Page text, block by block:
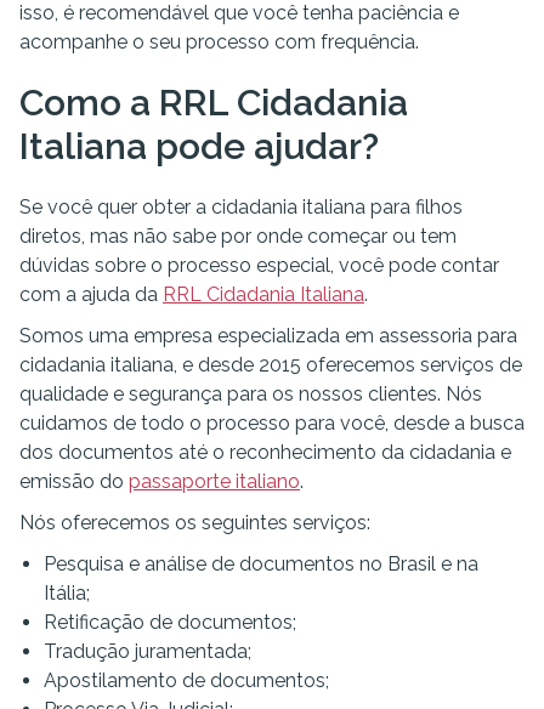
isso, é recomendável que você tenha paciência e
acompanhe o seu processo com frequência.
Como a RRL Cidadania
Italiana pode ajudar?
Se você quer obter a cidadania italiana para filhos
diretos, mas não sabe por onde começar ou tem
dúvidas sobre o processo especial, você pode contar
com a ajuda da RRL Cidadania Italiana.
Somos uma empresa especializada em assessoria para
cidadania italiana, e desde 2015 oferecemos serviços de
qualidade e segurança para os nossos clientes. Nós
cuidamos de todo o processo para você, desde a busca
dos documentos até o reconhecimento da cidadania e
emissão do passaporte italiano.
Nós oferecemos os seguintes serviços:
Pesquisa e análise de documentos no Brasil e na
Itália;
Retificação de documentos;
Tradução juramentada;
Apostilamento de documentos;